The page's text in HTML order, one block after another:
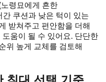
령묘에게 흔한
쿠션과 낮은 턱이 있는
받쳐주고 편안함을 더해
움이 될 수 있어요. 단단한
위 높게 교체를 검토해